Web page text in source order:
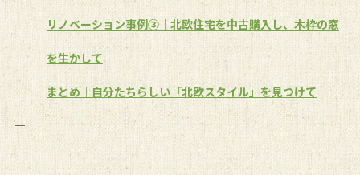
リノベーション事例③｜北欧住宅を中古購入し、木枠の窓
を生かして
まとめ｜自分たちらしい「北欧スタイル」を見つけて
――――――――――――――――